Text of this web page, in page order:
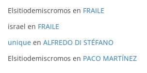
Elsitiodemiscromos en FRAILE
israel en FRAILE
unique en ALFREDO DI STÉFANO
Elsitiodemiscromos en PACO MARTÍNEZ